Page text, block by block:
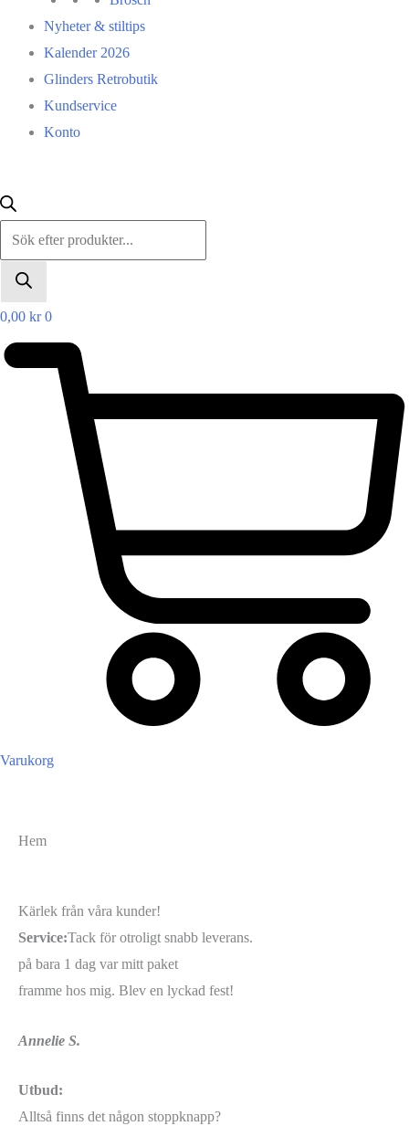
Nyheter & stiltips
Kalender 2026
Glinders Retrobutik
Kundservice
Konto
Products
search
0,00 kr 0
Varukorg
Hem
Kärlek från våra kunder!
Service:Tack för otroligt snabb leverans.
på bara 1 dag var mitt paket
framme hos mig. Blev en lyckad fest!
Annelie S.
Utbud:
Alltså finns det någon stoppknapp?